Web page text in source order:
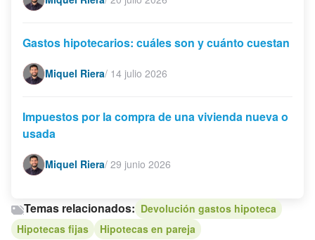
Gastos hipotecarios: cuáles son y cuánto cuestan
Miquel Riera/ 14 julio 2026
Impuestos por la compra de una vivienda nueva o
usada
Miquel Riera/ 29 junio 2026
Temas relacionados: Devolución gastos hipoteca
Hipotecas fijas
Hipotecas en pareja